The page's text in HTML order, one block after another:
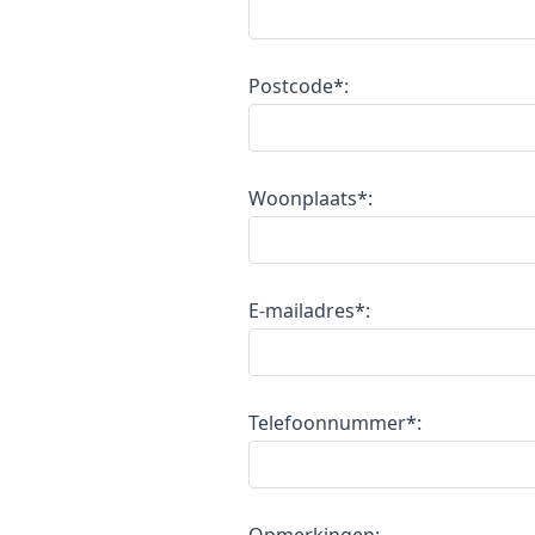
Postcode*:
Woonplaats*:
E-mailadres*:
Telefoonnummer*: